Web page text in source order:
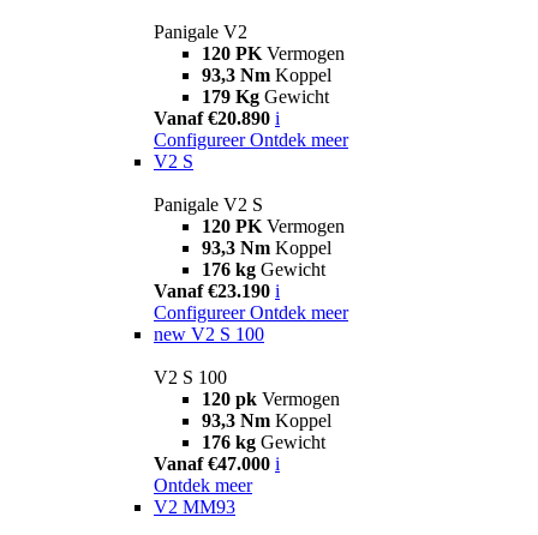
Panigale V2
120 PK Vermogen
93,3 Nm Koppel
179 Kg Gewicht
Vanaf €20.890 i
Configureer Ontdek meer
V2 S
Panigale V2 S
120 PK Vermogen
93,3 Nm Koppel
176 kg Gewicht
Vanaf €23.190 i
Configureer Ontdek meer
new V2 S 100
V2 S 100
120 pk Vermogen
93,3 Nm Koppel
176 kg Gewicht
Vanaf €47.000 i
Ontdek meer
V2 MM93